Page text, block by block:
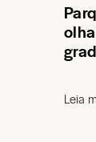
Leia